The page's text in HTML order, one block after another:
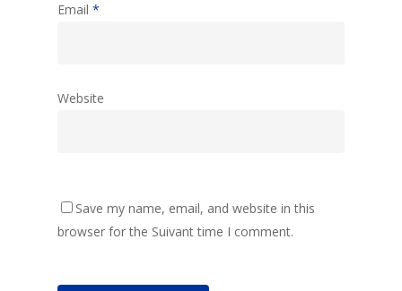
Email *
Website
Save my name, email, and website in this
browser for the Suivant time I comment.